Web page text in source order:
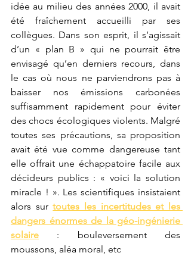
idée au milieu des années 2000, il avait
été fraîchement accueilli par ses
collègues. Dans son esprit, il s’agissait
d’un « plan B » qui ne pourrait être
envisagé qu’en derniers recours, dans
le cas où nous ne parviendrons pas à
baisser nos émissions carbonées
suffisamment rapidement pour éviter
des chocs écologiques violents. Malgré
toutes ses précautions, sa proposition
avait été vue comme dangereuse tant
elle offrait une échappatoire facile aux
décideurs publics : « voici la solution
miracle ! ». Les scientifiques insistaient
alors sur toutes les incertitudes et les
dangers énormes de la géo-ingénierie
solaire : bouleversement des
moussons, aléa moral, etc